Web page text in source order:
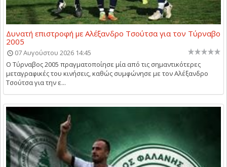
Δυνατή επιστροφή με Αλέξανδρο Τσούτσα για τον Τύρναβο
2005
07 Αυγούστου 2026 14:45
Ο Τύρναβος 2005 πραγματοποίησε μία από τις σημαντικότερες
μεταγραφικές του κινήσεις, καθώς συμφώνησε με τον Αλέξανδρο
Τσούτσα για την ε...